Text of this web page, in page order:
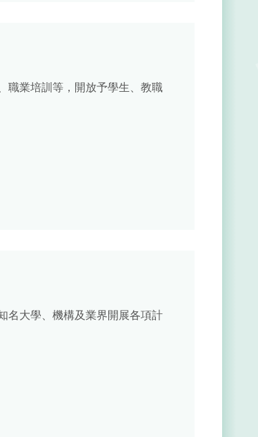
職業培訓等，開放予學生、教職
名大學、機構及業界開展各項計